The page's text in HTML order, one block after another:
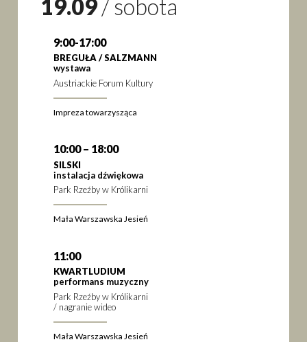
19.09/sobota
9:00-17:00
BREGUŁA / SALZMANN
wystawa
Austriackie Forum Kultury
Impreza towarzysząca
10:00 – 18:00
SILSKI
instalacja dźwiękowa
Park Rzeźby w Królikarni
Mała Warszawska Jesień
11:00
KWARTLUDIUM
performans muzyczny
Park Rzeźby w Królikarni
/ nagranie wideo
Mała Warszawska Jesień